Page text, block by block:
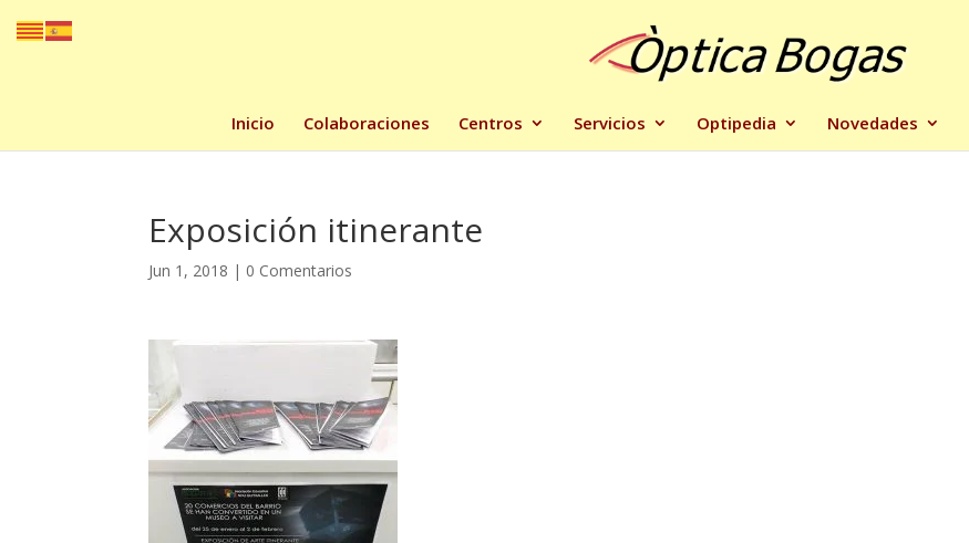
Inicio Colaboraciones Centros Servicios Optipedia Novedades
Exposición itinerante
Jun 1, 2018 | 0 Comentarios